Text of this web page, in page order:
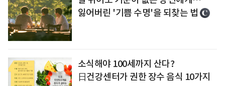
잃어버린 '기쁨 수명'을 되찾는 법
소식해야 100세까지 산다?
日건강센터가 권한 장수 음식 10가지